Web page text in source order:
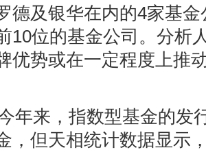
德及银华在内的4家基
10位的基金公司。分析
优势或在一定程度上推
来，指数型基金的发
，但天相统计数据显示